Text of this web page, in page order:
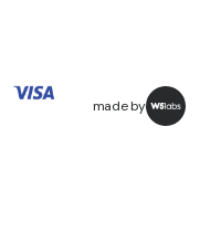
made by